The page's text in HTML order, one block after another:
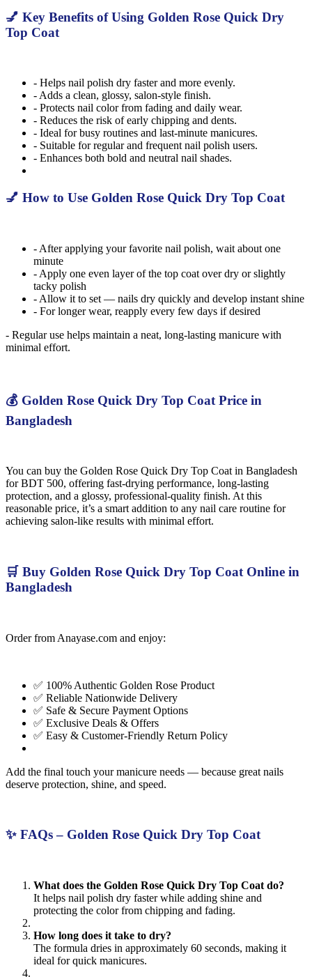
💅 Key Benefits of Using Golden Rose Quick Dry
Top Coat
- Helps nail polish dry faster and more evenly.
- Adds a clean, glossy, salon-style finish.
- Protects nail color from fading and daily wear.
- Reduces the risk of early chipping and dents.
- Ideal for busy routines and last-minute manicures.
- Suitable for regular and frequent nail polish users.
- Enhances both bold and neutral nail shades.
💅 How to Use Golden Rose Quick Dry Top Coat
- After applying your favorite nail polish, wait about one
minute
- Apply one even layer of the top coat over dry or slightly
tacky polish
- Allow it to set — nails dry quickly and develop instant shine
- For longer wear, reapply every few days if desired
- Regular use helps maintain a neat, long-lasting manicure with
minimal effort.
💰 Golden Rose Quick Dry Top Coat Price in
Bangladesh
You can buy the Golden Rose Quick Dry Top Coat in Bangladesh
for BDT 500, offering fast-drying performance, long-lasting
protection, and a glossy, professional-quality finish. At this
reasonable price, it’s a smart addition to any nail care routine for
achieving salon-like results with minimal effort.
🛒 Buy Golden Rose Quick Dry Top Coat Online in
Bangladesh
Order from Anayase.com and enjoy:
✅ 100% Authentic Golden Rose Product
✅ Reliable Nationwide Delivery
✅ Safe & Secure Payment Options
✅ Exclusive Deals & Offers
✅ Easy & Customer-Friendly Return Policy
Add the final touch your manicure needs — because great nails
deserve protection, shine, and speed.
✨ FAQs – Golden Rose Quick Dry Top Coat
What does the Golden Rose Quick Dry Top Coat do?
It helps nail polish dry faster while adding shine and
protecting the color from chipping and fading.
How long does it take to dry?
The formula dries in approximately 60 seconds, making it
ideal for quick manicures.